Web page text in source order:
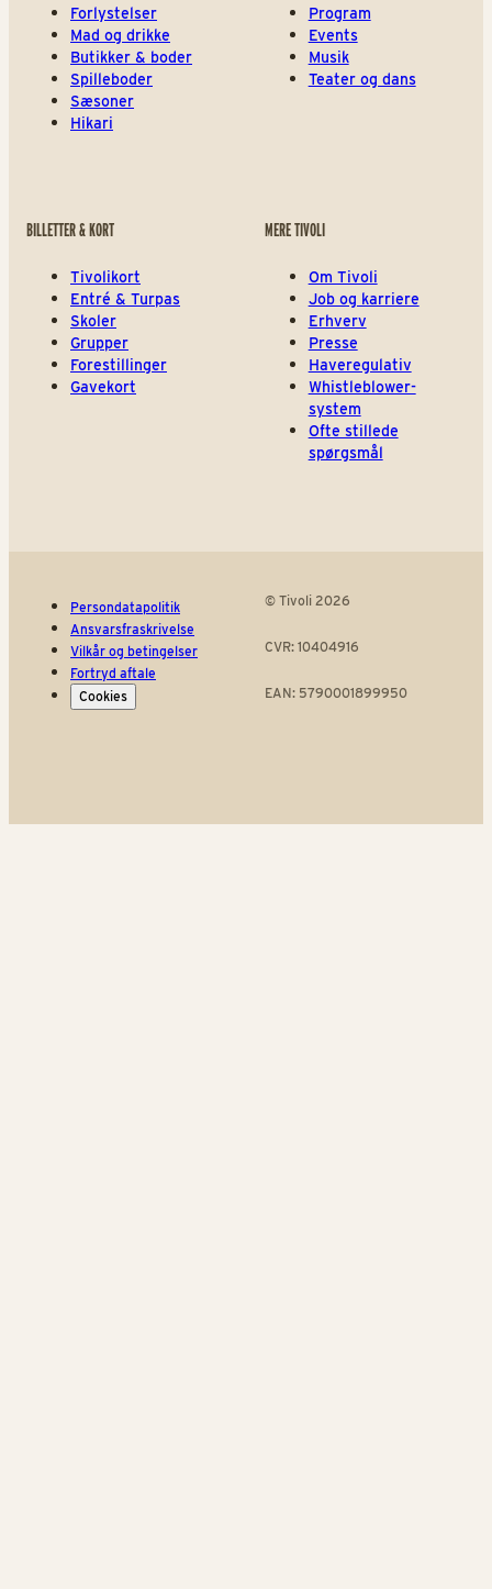
Forlystelser
Mad og drikke
Butikker & boder
Spilleboder
Sæsoner
Hikari
Program
Events
Musik
Teater og dans
BILLETTER & KORT
Tivolikort
Entré & Turpas
Skoler
Grupper
Forestillinger
Gavekort
MERE TIVOLI
Om Tivoli
Job og karriere
Erhverv
Presse
Haveregulativ
Whistleblower-
system
Ofte stillede
spørgsmål
Persondatapolitik
Ansvarsfraskrivelse
Vilkår og betingelser
Fortryd aftale
Cookies
© Tivoli 2026
CVR: 10404916
EAN: 5790001899950